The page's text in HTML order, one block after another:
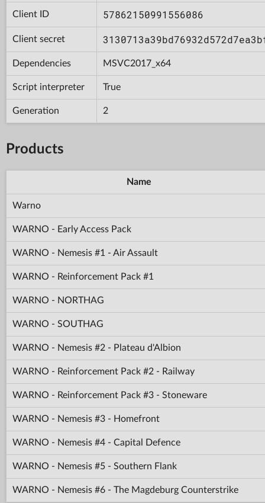
Client ID 57862150991556086
Client secret
Dependencies MSVC2017_x64
Script interpreter True
Generation 2
Products
Name
Warno
WARNO - Early Access Pack
WARNO - Nemesis #1 - Air Assault
WARNO - Reinforcement Pack #1
WARNO - NORTHAG
WARNO - SOUTHAG
WARNO - Nemesis #2 - Plateau d'Albion
WARNO - Reinforcement Pack #2 - Railway
WARNO - Reinforcement Pack #3 - Stoneware
WARNO - Nemesis #3 - Homefront
WARNO - Nemesis #4 - Capital Defence
WARNO - Nemesis #5 - Southern Flank
WARNO - Nemesis #6 - The Magdeburg Counterstrike